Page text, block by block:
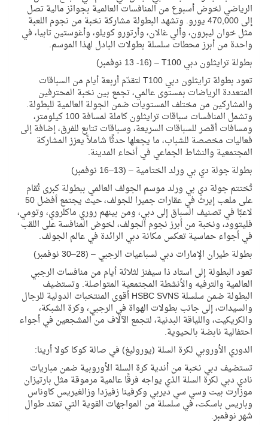
الرياضي لخوض أسبوع من المنافسات العالمية بجوائز مالية تصل
إلى 470,000 يورو. وتشهد البطولة مشاركة نخبة من نجوم اللعبة
مثل خوان ليبرون، وألي غالان، وأرتورو كويلو، وأغوستين تابيا، في
واحدة من أبرز محطات سلسلة بطولات البادل لهذا الموسم.
بطولة ترايثلون دبيT100
– (
13 -16 نوفمبر)
تعود بطولة ترايثلون دبيT100لتقدّم أربعة أيام من السباقات
المتعددة الرياضات بمستوى عالمي، تجمع بين نخبة المحترفين
والمشاركين من مختلف المستويات ضمن الجولة العالمية للبطولة.
وتشمل المنافسات سباقات ترايثلون كاملة لمسافة 100 كيلومتر،
ومسافات أقصر للسباقات السريعة، وسباقات تتابع للفرق، إضافة إلى
فعاليات مخصصة للشباب، ما يجعلها حدثًا شاملاً يعزز المشاركة
المجتمعية والنشاط الجماعي في أنحاء المدينة.
بطولة جولة دي بي ورلد الختامية – (13–16 نوفمبر)
تُختتم جولة دي بي ورلد موسم الجولف العالمي ببطولة كبرى تُقام
على ملعب إيرث في عقارات جميرا للجولف، حيث يجتمع أفضل 50
لاعبًا في تصنيف السباق إلى دبي، ومن بينهم روري ماكلروي، وتومي،
فليتوود، ونخبة من أبرز نجوم الجولف، لخوض المنافسة على اللقب
في أجواء حماسية تعكس مكانة دبي الرائدة في عالم الجولف.
بطولة طيران الإمارات دبي لسباعيات الرجبي – (28–30 نوفمبر)
تعود البطولة إلى استاد ذا سيفنز لثلاثة أيام من منافسات الرجبي
العالمية والترفيه والأنشطة المجتمعية المتواصلة. وتستضيف
البطولة ضمن سلسلةHSBC SVNSأقوى المنتخبات الدولية للرجال
والسيدات، إلى جانب بطولات الهواة في الرجبي، وكرة الشبكة،
والكريكيت، واللياقة البدنية، لتجمع الآلاف من المشجعين في أجواء
احتفالية نابضة بالحيوية.
الدوري الأوروبي لكرة السلة (يوروليغ) في صالة كوكا كولا أرينا:
تستضيف دبي نخبة من أندية كرة السلة الأوروبية ضمن مباريات
نادي دبي لكرة السلة الذي يواجه فرقًا عالمية مرموقة مثل بارتيزان
موزارت بيت وسي سي ديربي وكرفينا زفيزدا وزالغيريس كاوناس
وباريس باسكت، في سلسلة من المواجهات القوية التي تمتد طوال
شهر نوفمبر.